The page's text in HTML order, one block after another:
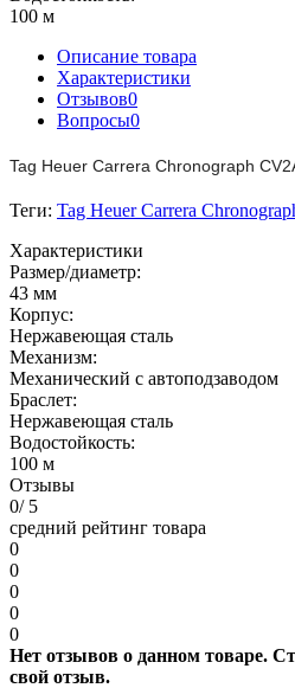
100 м
Описание товара
Характеристики
Отзывов0
Вопросы0
Tag Heuer Carrera Chronograph
Теги: Tag Heuer Carrera
Характеристики
Размер/диаметр:
43 мм
Корпус:
Нержавеющая сталь
Механизм:
Механический с автоподзаводом
Браслет:
Нержавеющая сталь
Водостойкость:
100 м
Отзывы
0/ 5
средний рейтинг товара
0
0
0
0
0
Нет отзывов о данном товаре.
свой отзыв.